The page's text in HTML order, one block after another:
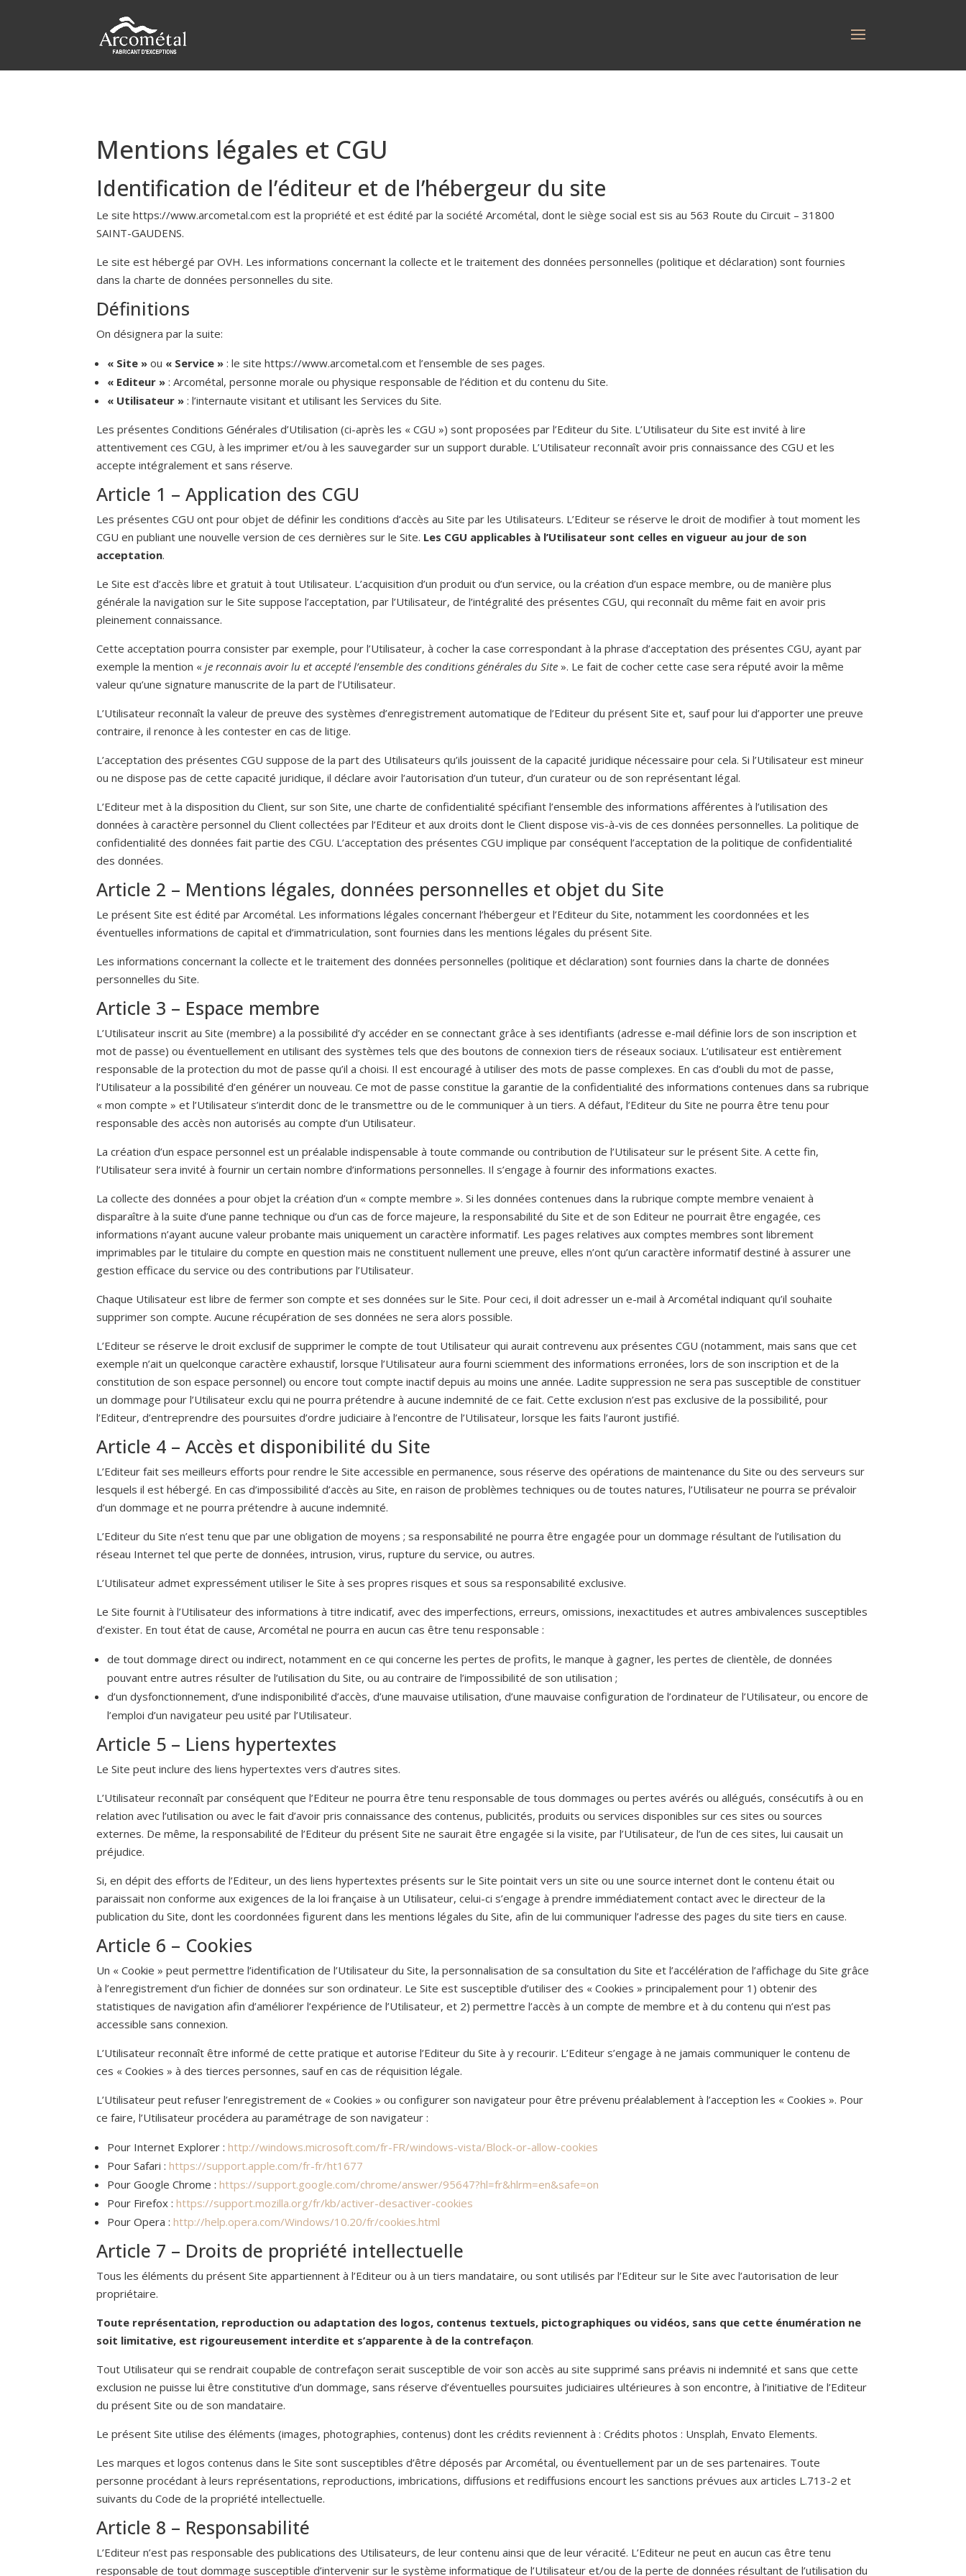
Mentions légales et CGU
Identification de l’éditeur et de l’hébergeur du site
Le site https://www.arcometal.com est la propriété et est édité par la société Arcométal, dont le siège social est sis au 563 Route du Circuit – 31800
SAINT-GAUDENS.
Le site est hébergé par OVH. Les informations concernant la collecte et le traitement des données personnelles (politique et déclaration) sont fournies
dans la charte de données personnelles du site.
Définitions
On désignera par la suite:
« Site » ou « Service » : le site https://www.arcometal.com et l’ensemble de ses pages.
« Editeur » : Arcométal, personne morale ou physique responsable de l’édition et du contenu du Site.
« Utilisateur » : l’internaute visitant et utilisant les Services du Site.
Les présentes Conditions Générales d’Utilisation (ci-après les « CGU ») sont proposées par l’Editeur du Site. L’Utilisateur du Site est invité à lire
attentivement ces CGU, à les imprimer et/ou à les sauvegarder sur un support durable. L’Utilisateur reconnaît avoir pris connaissance des CGU et les
accepte intégralement et sans réserve.
Article 1 – Application des CGU
Les présentes CGU ont pour objet de définir les conditions d’accès au Site par les Utilisateurs. L’Editeur se réserve le droit de modifier à tout moment les
CGU en publiant une nouvelle version de ces dernières sur le Site. Les CGU applicables à l’Utilisateur sont celles en vigueur au jour de son
acceptation.
Le Site est d’accès libre et gratuit à tout Utilisateur. L’acquisition d’un produit ou d’un service, ou la création d’un espace membre, ou de manière plus
générale la navigation sur le Site suppose l’acceptation, par l’Utilisateur, de l’intégralité des présentes CGU, qui reconnaît du même fait en avoir pris
pleinement connaissance.
Cette acceptation pourra consister par exemple, pour l’Utilisateur, à cocher la case correspondant à la phrase d’acceptation des présentes CGU, ayant par
exemple la mention «je reconnais avoir lu et accepté l’ensemble des conditions générales du Site ». Le fait de cocher cette case sera réputé avoir la même
valeur qu’une signature manuscrite de la part de l’Utilisateur.
L’Utilisateur reconnaît la valeur de preuve des systèmes d’enregistrement automatique de l’Editeur du présent Site et, sauf pour lui d’apporter une preuve
contraire, il renonce à les contester en cas de litige.
L’acceptation des présentes CGU suppose de la part des Utilisateurs qu’ils jouissent de la capacité juridique nécessaire pour cela. Si l’Utilisateur est mineur
ou ne dispose pas de cette capacité juridique, il déclare avoir l’autorisation d’un tuteur, d’un curateur ou de son représentant légal.
L’Editeur met à la disposition du Client, sur son Site, une charte de confidentialité spécifiant l’ensemble des informations afférentes à l’utilisation des
données à caractère personnel du Client collectées par l’Editeur et aux droits dont le Client dispose vis-à-vis de ces données personnelles. La politique de
confidentialité des données fait partie des CGU. L’acceptation des présentes CGU implique par conséquent l’acceptation de la politique de confidentialité
des données.
Article 2 – Mentions légales, données personnelles et objet du Site
Le présent Site est édité par Arcométal. Les informations légales concernant l’hébergeur et l’Editeur du Site, notamment les coordonnées et les
éventuelles informations de capital et d’immatriculation, sont fournies dans les mentions légales du présent Site.
Les informations concernant la collecte et le traitement des données personnelles (politique et déclaration) sont fournies dans la charte de données
personnelles du Site.
Article 3 – Espace membre
L’Utilisateur inscrit au Site (membre) a la possibilité d’y accéder en se connectant grâce à ses identifiants (adresse e-mail définie lors de son inscription et
mot de passe) ou éventuellement en utilisant des systèmes tels que des boutons de connexion tiers de réseaux sociaux. L’utilisateur est entièrement
responsable de la protection du mot de passe qu’il a choisi. Il est encouragé à utiliser des mots de passe complexes. En cas d’oubli du mot de passe,
l’Utilisateur a la possibilité d’en générer un nouveau. Ce mot de passe constitue la garantie de la confidentialité des informations contenues dans sa rubrique
« mon compte » et l’Utilisateur s’interdit donc de le transmettre ou de le communiquer à un tiers. A défaut, l’Editeur du Site ne pourra être tenu pour
responsable des accès non autorisés au compte d’un Utilisateur.
La création d’un espace personnel est un préalable indispensable à toute commande ou contribution de l’Utilisateur sur le présent Site. A cette fin,
l’Utilisateur sera invité à fournir un certain nombre d’informations personnelles. Il s’engage à fournir des informations exactes.
La collecte des données a pour objet la création d’un « compte membre ». Si les données contenues dans la rubrique compte membre venaient à
disparaître à la suite d’une panne technique ou d’un cas de force majeure, la responsabilité du Site et de son Editeur ne pourrait être engagée, ces
informations n’ayant aucune valeur probante mais uniquement un caractère informatif. Les pages relatives aux comptes membres sont librement
imprimables par le titulaire du compte en question mais ne constituent nullement une preuve, elles n’ont qu’un caractère informatif destiné à assurer une
gestion efficace du service ou des contributions par l’Utilisateur.
Chaque Utilisateur est libre de fermer son compte et ses données sur le Site. Pour ceci, il doit adresser un e-mail à Arcométal indiquant qu’il souhaite
supprimer son compte. Aucune récupération de ses données ne sera alors possible.
L’Editeur se réserve le droit exclusif de supprimer le compte de tout Utilisateur qui aurait contrevenu aux présentes CGU (notamment, mais sans que cet
exemple n’ait un quelconque caractère exhaustif, lorsque l’Utilisateur aura fourni sciemment des informations erronées, lors de son inscription et de la
constitution de son espace personnel) ou encore tout compte inactif depuis au moins une année. Ladite suppression ne sera pas susceptible de constituer
un dommage pour l’Utilisateur exclu qui ne pourra prétendre à aucune indemnité de ce fait. Cette exclusion n’est pas exclusive de la possibilité, pour
l’Editeur, d’entreprendre des poursuites d’ordre judiciaire à l’encontre de l’Utilisateur, lorsque les faits l’auront justifié.
Article 4 – Accès et disponibilité du Site
L’Editeur fait ses meilleurs efforts pour rendre le Site accessible en permanence, sous réserve des opérations de maintenance du Site ou des serveurs sur
lesquels il est hébergé. En cas d’impossibilité d’accès au Site, en raison de problèmes techniques ou de toutes natures, l’Utilisateur ne pourra se prévaloir
d’un dommage et ne pourra prétendre à aucune indemnité.
L’Editeur du Site n’est tenu que par une obligation de moyens ; sa responsabilité ne pourra être engagée pour un dommage résultant de l’utilisation du
réseau Internet tel que perte de données, intrusion, virus, rupture du service, ou autres.
L’Utilisateur admet expressément utiliser le Site à ses propres risques et sous sa responsabilité exclusive.
Le Site fournit à l’Utilisateur des informations à titre indicatif, avec des imperfections, erreurs, omissions, inexactitudes et autres ambivalences susceptibles
d’exister. En tout état de cause, Arcométal ne pourra en aucun cas être tenu responsable :
de tout dommage direct ou indirect, notamment en ce qui concerne les pertes de profits, le manque à gagner, les pertes de clientèle, de données
pouvant entre autres résulter de l’utilisation du Site, ou au contraire de l’impossibilité de son utilisation ;
d’un dysfonctionnement, d’une indisponibilité d’accès, d’une mauvaise utilisation, d’une mauvaise configuration de l’ordinateur de l’Utilisateur, ou encore de
l’emploi d’un navigateur peu usité par l’Utilisateur.
Article 5 – Liens hypertextes
Le Site peut inclure des liens hypertextes vers d’autres sites.
L’Utilisateur reconnaît par conséquent que l’Editeur ne pourra être tenu responsable de tous dommages ou pertes avérés ou allégués, consécutifs à ou en
relation avec l’utilisation ou avec le fait d’avoir pris connaissance des contenus, publicités, produits ou services disponibles sur ces sites ou sources
externes. De même, la responsabilité de l’Editeur du présent Site ne saurait être engagée si la visite, par l’Utilisateur, de l’un de ces sites, lui causait un
préjudice.
Si, en dépit des efforts de l’Editeur, un des liens hypertextes présents sur le Site pointait vers un site ou une source internet dont le contenu était ou
paraissait non conforme aux exigences de la loi française à un Utilisateur, celui-ci s’engage à prendre immédiatement contact avec le directeur de la
publication du Site, dont les coordonnées figurent dans les mentions légales du Site, afin de lui communiquer l’adresse des pages du site tiers en cause.
Article 6 – Cookies
Un « Cookie » peut permettre l’identification de l’Utilisateur du Site, la personnalisation de sa consultation du Site et l’accélération de l’affichage du Site grâce
à l’enregistrement d’un fichier de données sur son ordinateur. Le Site est susceptible d’utiliser des « Cookies » principalement pour 1) obtenir des
statistiques de navigation afin d’améliorer l’expérience de l’Utilisateur, et 2) permettre l’accès à un compte de membre et à du contenu qui n’est pas
accessible sans connexion.
L’Utilisateur reconnaît être informé de cette pratique et autorise l’Editeur du Site à y recourir. L’Editeur s’engage à ne jamais communiquer le contenu de
ces « Cookies » à des tierces personnes, sauf en cas de réquisition légale.
L’Utilisateur peut refuser l’enregistrement de « Cookies » ou configurer son navigateur pour être prévenu préalablement à l’acception les « Cookies ». Pour
ce faire, l’Utilisateur procédera au paramétrage de son navigateur :
Pour Internet Explorer :http://windows.microsoft.com/fr-FR/windows-vista/Block-or-allow-cookies
Pour Safari :https://support.apple.com/fr-fr/ht1677
Pour Google Chrome :https://support.google.com/chrome/answer/95647?hl=fr&hlrm=en&safe=on
Pour Firefox :https://support.mozilla.org/fr/kb/activer-desactiver-cookies
Pour Opera :http://help.opera.com/Windows/10.20/fr/cookies.html
Article 7 – Droits de propriété intellectuelle
Tous les éléments du présent Site appartiennent à l’Editeur ou à un tiers mandataire, ou sont utilisés par l’Editeur sur le Site avec l’autorisation de leur
propriétaire.
Toute représentation, reproduction ou adaptation des logos, contenus textuels, pictographiques ou vidéos, sans que cette énumération ne
soit limitative, est rigoureusement interdite et s’apparente à de la contrefaçon.
Tout Utilisateur qui se rendrait coupable de contrefaçon serait susceptible de voir son accès au site supprimé sans préavis ni indemnité et sans que cette
exclusion ne puisse lui être constitutive d’un dommage, sans réserve d’éventuelles poursuites judiciaires ultérieures à son encontre, à l’initiative de l’Editeur
du présent Site ou de son mandataire.
Le présent Site utilise des éléments (images, photographies, contenus) dont les crédits reviennent à : Crédits photos : Unsplah, Envato Elements.
Les marques et logos contenus dans le Site sont susceptibles d’être déposés par Arcométal, ou éventuellement par un de ses partenaires. Toute
personne procédant à leurs représentations, reproductions, imbrications, diffusions et rediffusions encourt les sanctions prévues aux articles L.713-2 et
suivants du Code de la propriété intellectuelle.
Article 8 – Responsabilité
L’Editeur n’est pas responsable des publications des Utilisateurs, de leur contenu ainsi que de leur véracité. L’Editeur ne peut en aucun cas être tenu
responsable de tout dommage susceptible d’intervenir sur le système informatique de l’Utilisateur et/ou de la perte de données résultant de l’utilisation du